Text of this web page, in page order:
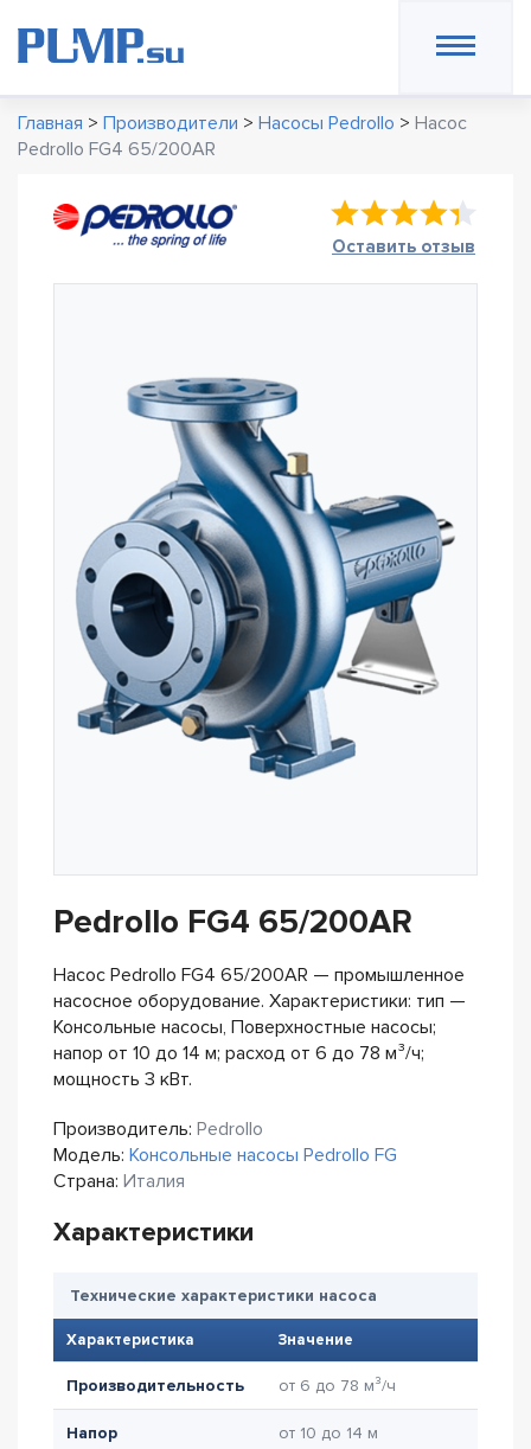
Главная > Производители > Насосы Pedrollo > Насос
Pedrollo FG4 65/200AR
Оставить отзыв
Pedrollo FG4 65/200AR
Насос Pedrollo FG4 65/200AR — промышленное
насосное оборудование. Характеристики: тип —
Консольные насосы, Поверхностные насосы;
напор от 10 до 14 м; расход от 6 до 78 м³/ч;
мощность 3 кВт.
Производитель: Pedrollo
Модель: Консольные насосы Pedrollo FG
Страна: Италия
Характеристики
Технические характеристики насоса
Характеристика Значение
Производительность от 6 до 78 м³/ч
Напор от 10 до 14 м